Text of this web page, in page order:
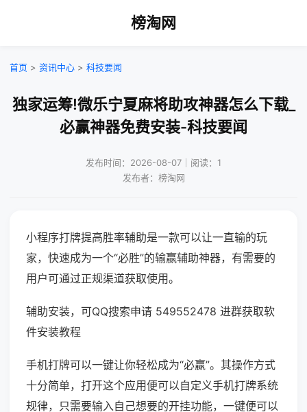
榜淘网
首页 > 资讯中心 > 科技要闻
独家运筹!微乐宁夏麻将助攻神器怎么下载_
必赢神器免费安装-科技要闻
发布时间：2026-08-07｜阅读：1
发布者：榜淘网
小程序打牌提高胜率辅助是一款可以让一直输的玩
家，快速成为一个“必胜”的输赢辅助神器，有需要的
用户可通过正规渠道获取使用。
辅助安装，可QQ搜索申请 549552478 进群获取软
件安装教程
手机打牌可以一键让你轻松成为“必赢”。其操作方式
十分简单，打开这个应用便可以自定义手机打牌系统
规律，只需要输入自己想要的开挂功能，一键便可以